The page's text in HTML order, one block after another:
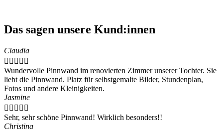
Das sagen unsere Kund:innen
Claudia
    
Wundervolle Pinnwand im renovierten Zimmer unserer Tochter. Sie
liebt die Pinnwand. Platz für selbstgemalte Bilder, Stundenplan,
Fotos und andere Kleinigkeiten.
Jasmine
    
Sehr, sehr schöne Pinnwand! Wirklich besonders!!
Christina